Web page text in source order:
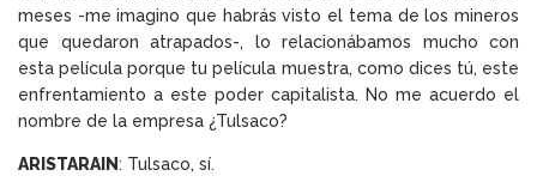
meses -me imagino que habrás visto el tema de los mineros
que quedaron atrapados-, lo relacionábamos mucho con
esta película porque tu película muestra, como dices tú, este
enfrentamiento a este poder capitalista. No me acuerdo el
nombre de la empresa ¿Tulsaco?
ARISTARAIN: Tulsaco, sí.